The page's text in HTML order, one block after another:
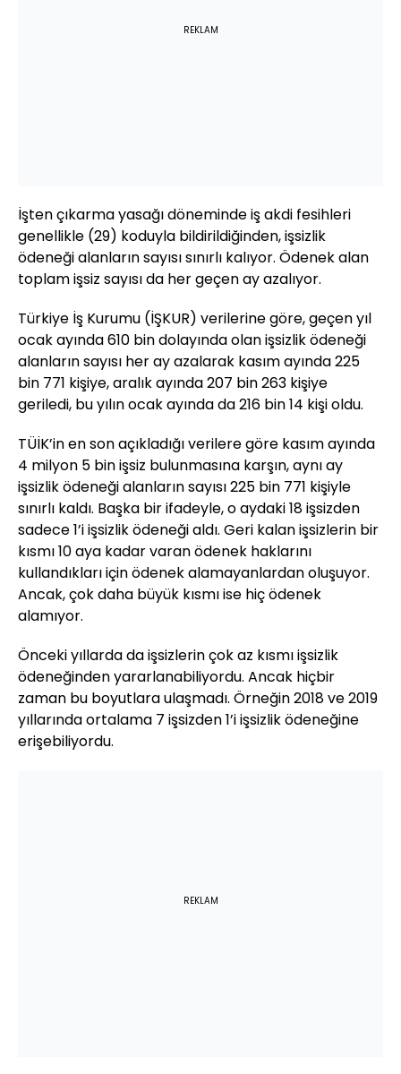
REKLAM
İşten çıkarma yasağı döneminde iş akdi fesihleri
genellikle (29) koduyla bildirildiğinden, işsizlik
ödeneği alanların sayısı sınırlı kalıyor. Ödenek alan
toplam işsiz sayısı da her geçen ay azalıyor.
Türkiye İş Kurumu (İŞKUR) verilerine göre, geçen yıl
ocak ayında 610 bin dolayında olan işsizlik ödeneği
alanların sayısı her ay azalarak kasım ayında 225
bin 771 kişiye, aralık ayında 207 bin 263 kişiye
geriledi, bu yılın ocak ayında da 216 bin 14 kişi oldu.
TÜİK’in en son açıkladığı verilere göre kasım ayında
4 milyon 5 bin işsiz bulunmasına karşın, aynı ay
işsizlik ödeneği alanların sayısı 225 bin 771 kişiyle
sınırlı kaldı. Başka bir ifadeyle, o aydaki 18 işsizden
sadece 1’i işsizlik ödeneği aldı. Geri kalan işsizlerin bir
kısmı 10 aya kadar varan ödenek haklarını
kullandıkları için ödenek alamayanlardan oluşuyor.
Ancak, çok daha büyük kısmı ise hiç ödenek
alamıyor.
Önceki yıllarda da işsizlerin çok az kısmı işsizlik
ödeneğinden yararlanabiliyordu. Ancak hiçbir
zaman bu boyutlara ulaşmadı. Örneğin 2018 ve 2019
yıllarında ortalama 7 işsizden 1’i işsizlik ödeneğine
erişebiliyordu.
REKLAM